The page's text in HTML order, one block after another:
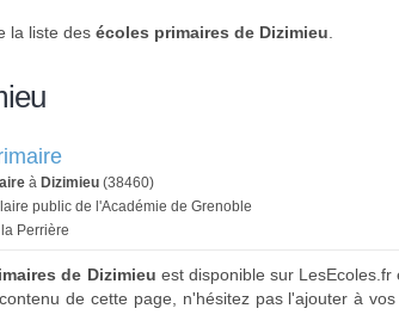
la liste des écoles primaires de Dizimieu
à Dizimieu (38460)
public de l'Académie de Grenoble
Perrière
de Dizimieu est disponible sur
de cette page, n'hésitez pas l'ajouter à